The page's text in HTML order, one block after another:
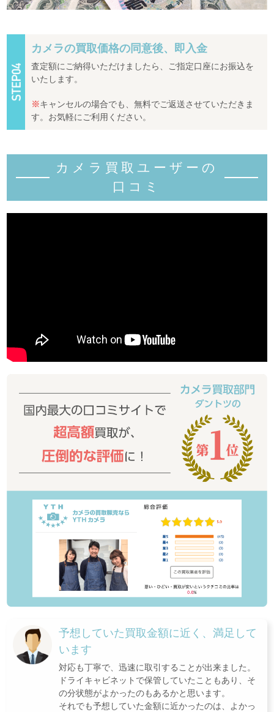
カメラの買取価格の同意後、即入金
査定額にご納得いただけましたら、ご指定口座にお振込を
いたします。
※キャンセルの場合でも、無料でご返送させていただきま
す。お気軽にご利用ください。
カメラ買取ユーザーの
口コミ
予想していた買取金額に近く、満足して
います
対応も丁寧で、迅速に取引することが出来ました。
ドライキャビネットで保管していたこともあり、そ
の分状態がよかったのもあるかと思います。
それでも予想していた金額に近かったのは、よかっ